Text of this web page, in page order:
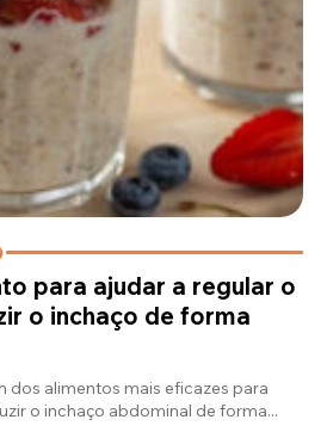
para ajudar a regular o
o inchaço de forma
dos alimentos mais eficazes para
o inchaço abdominal de forma...